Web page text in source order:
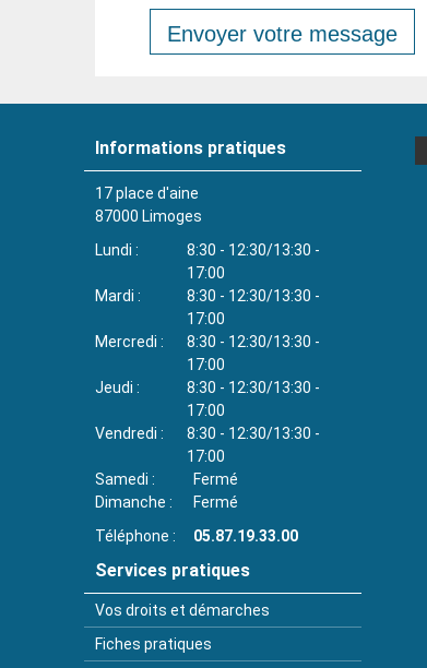
Envoyer votre message
Informations pratiques
17 place d'aine
87000 Limoges
Lundi
8:30 - 12:30/13:30 -
17:00
Mardi
8:30 - 12:30/13:30 -
17:00
Mercredi
8:30 - 12:30/13:30 -
17:00
Jeudi
8:30 - 12:30/13:30 -
17:00
Vendredi
8:30 - 12:30/13:30 -
17:00
Samedi
Fermé
Dimanche
Fermé
Téléphone
05.87.19.33.00
Services pratiques
Vos droits et démarches
Fiches pratiques